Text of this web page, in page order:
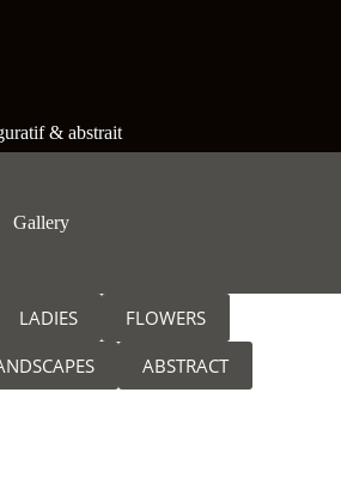
& abstrait
Gallery
LADIES
FLOWERS
ABSTRACT